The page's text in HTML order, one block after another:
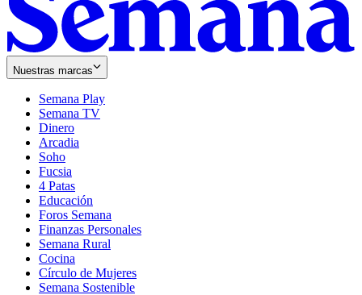
Nuestras marcas
Semana Play
Semana TV
Dinero
Arcadia
Soho
in
new
window
Fucsia
in
new
window
4 Patas
Educación
Foros Semana
Finanzas Personales
Semana Rural
Cocina
Círculo de Mujeres
Semana Sostenible